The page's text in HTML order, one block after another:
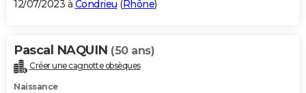
12/07/2023 à Condrieu (Rhône)
Pascal NAQUIN (50 ans)
Créer une cagnotte obsèques
Naissance